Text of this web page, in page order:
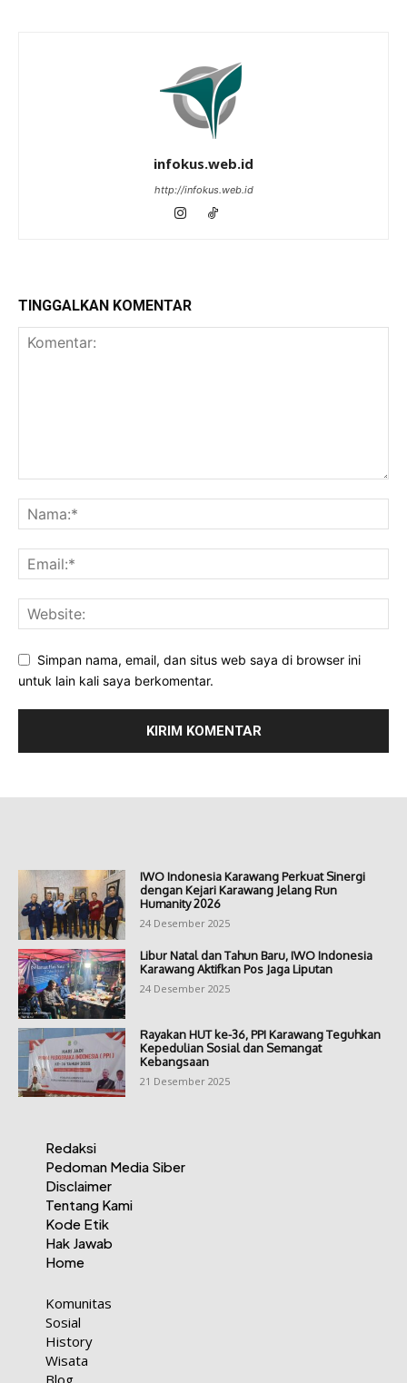
infokus.web.id
http://infokus.web.id
TINGGALKAN KOMENTAR
Simpan nama, email, dan situs web saya di browser ini
untuk lain kali saya berkomentar.
IWO Indonesia Karawang Perkuat Sinergi
dengan Kejari Karawang Jelang Run
Humanity 2026
24 Desember 2025
Libur Natal dan Tahun Baru, IWO Indonesia
Karawang Aktifkan Pos Jaga Liputan
24 Desember 2025
Rayakan HUT ke-36, PPI Karawang Teguhkan
Kepedulian Sosial dan Semangat
Kebangsaan
21 Desember 2025
Redaksi
Pedoman Media Siber
Disclaimer
Tentang Kami
Kode Etik
Hak Jawab
Home
Komunitas
Sosial
History
Wisata